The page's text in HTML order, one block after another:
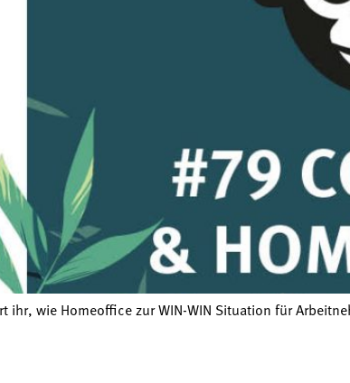
ihr, wie Homeoffice zur WIN-WIN Situation für